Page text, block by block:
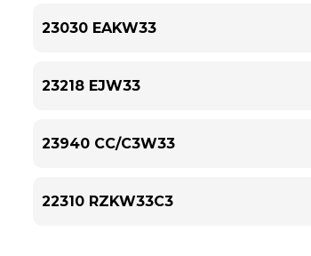
23030 EAKW33
23218 EJW33
23940 CC/C3W33
22310 RZKW33C3